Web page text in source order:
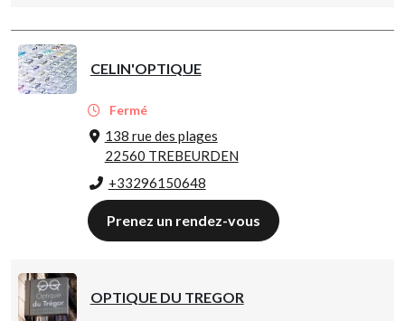
CELIN'OPTIQUE
Fermé
138 rue des plages
22560 TREBEURDEN
+33296150648
Prenez un rendez-vous
OPTIQUE DU TREGOR